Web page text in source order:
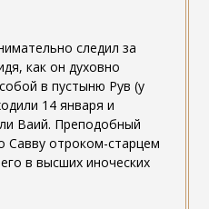
следил за
как он духовно
в пустыню Рув (у
14 января и
Ваий. Преподобный
Савву отроком-старцем
в высших иноческих